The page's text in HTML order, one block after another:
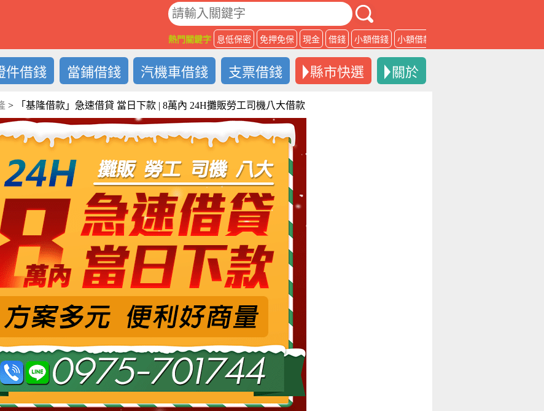
熱門關鍵字 息低保密 免押免保 現金 借錢 小額借錢 小額借款
件借錢 當鋪借錢 汽機車借錢 支票借錢 縣市快選 關於
> 「基隆借款」急速借貸 當日下款 | 8萬內 24H攤販勞工司機八大借款